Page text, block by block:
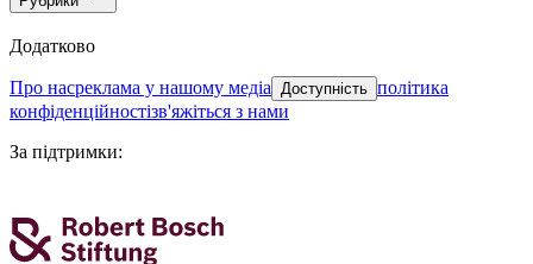
Додатково
про насреклама у нашому медіа Доступність політика
конфіденційностізв'яжіться з нами
За підтримки: